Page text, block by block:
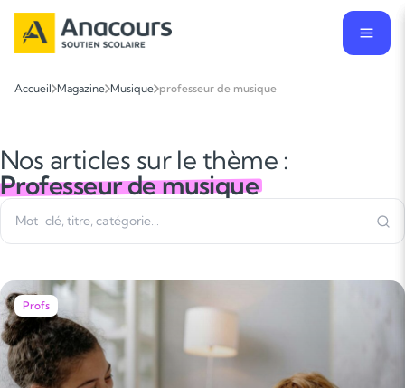
Accueil Magazine Musique professeur de musique
Nos articles sur le thème :
Professeur de musique
Profs